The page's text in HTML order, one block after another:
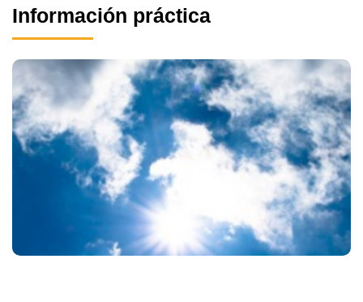
Información práctica